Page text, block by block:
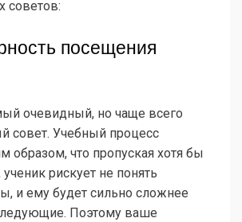
советов:
посещения
очевидный, но чаще всего
совет. Учебный процесс
образом, что пропуская хотя бы
ученик рискует не понять
и ему будет сильно сложнее
Поэтому ваше